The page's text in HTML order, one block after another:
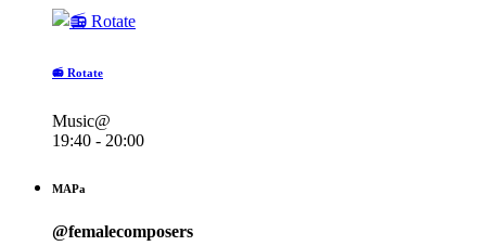
📻 Rotate
Music@
19:40 - 20:00
MAPa
@femalecomposers